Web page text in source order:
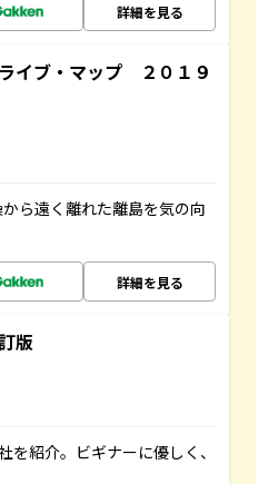
詳細を見る
ブ・マップ ２０１９
ら遠く離れた離島を気の向
詳細を見る
版
を紹介。ビギナーに優しく、